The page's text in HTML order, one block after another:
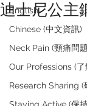
English
Chinese (中文資訊)
Neck Pain (頸痛問
Our Professions (了
Research Sharing (
迪士尼公主